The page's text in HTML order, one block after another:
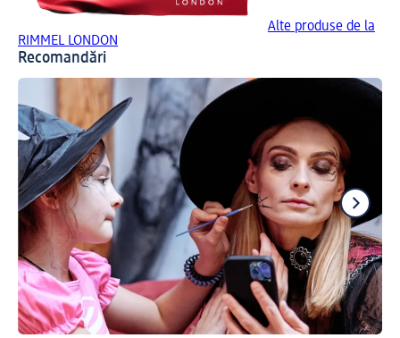
Alte produse de la
RIMMEL LONDON
Recomandări